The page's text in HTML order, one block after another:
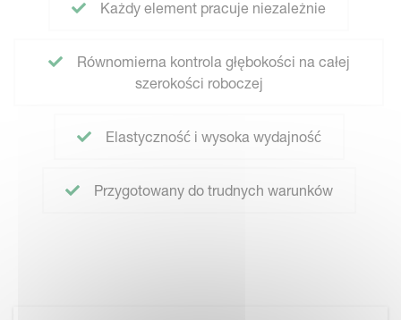
Każdy element pracuje niezależnie
Równomierna kontrola głębokości na całej
szerokości roboczej
Elastyczność i wysoka wydajność
Przygotowany do trudnych warunków